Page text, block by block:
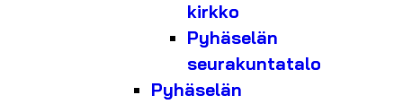
kirkko
Pyhäselän
seurakuntatalo
Pyhäselän